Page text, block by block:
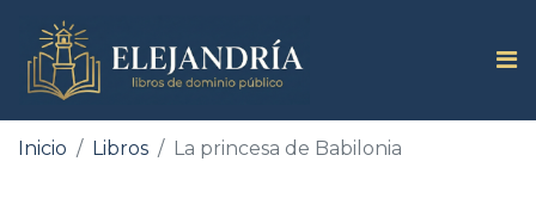
Inicio Libros La princesa de Babilonia